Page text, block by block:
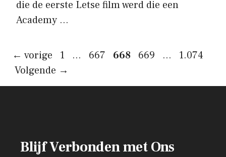
die de eerste Letse film werd die een
Academy …
← vorige Pagina
1 … Pagina
667 Pagina
668 Pagina
669 … Pagina
1.074
Volgende →
Blijf Verbonden met Ons